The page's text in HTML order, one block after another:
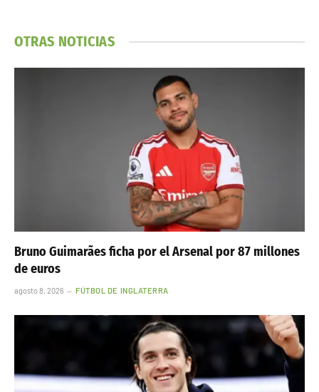
OTRAS NOTICIAS
Bruno Guimarães ficha por el Arsenal por 87 millones
de euros
agosto 8, 2026 FÚTBOL DE INGLATERRA